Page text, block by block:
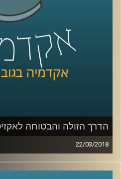
AudioVersity
הדרך הזולה והבטוחה
22/03/2018
את הכותרות על חברות